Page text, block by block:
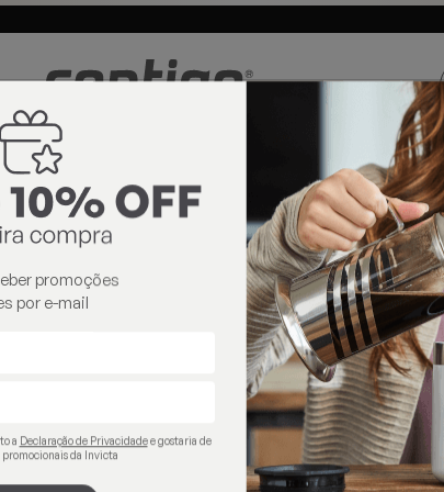
e Centro-
Loja oficialInvicta® no
Térmicos
copos térmicos
promoções
por e-mail
aDeclaração de Privacidadee gostaria de
da Invicta